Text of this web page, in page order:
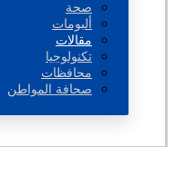
صحة
ألبومات
مقالات
تكنولوجيا
محافظات
صحافة المواطن